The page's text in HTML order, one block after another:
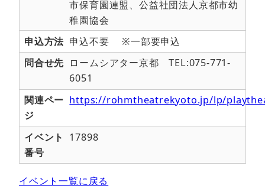
市保育園連盟、公益社団法人京都市幼
稚園協会
申込方法 申込不要 ※一部要申込
問合せ先 ロームシアター京都 TEL:075-771-
6051
関連ペー
ジ
https://rohmtheatrekyoto.jp/lp/
イベント
番号
17898
イベント一覧に戻る